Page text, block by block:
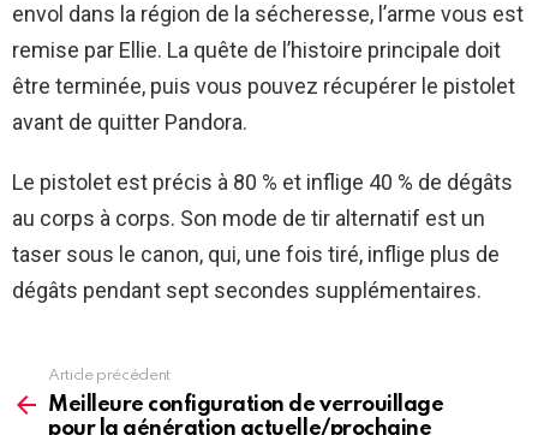
envol dans la région de la sécheresse, l’arme vous est
remise par Ellie. La quête de l’histoire principale doit
être terminée, puis vous pouvez récupérer le pistolet
avant de quitter Pandora.
Le pistolet est précis à 80 % et inflige 40 % de dégâts
au corps à corps. Son mode de tir alternatif est un
taser sous le canon, qui, une fois tiré, inflige plus de
dégâts pendant sept secondes supplémentaires.
more
Article précédent
Meilleure configuration de verrouillage
pour la génération actuelle/prochaine